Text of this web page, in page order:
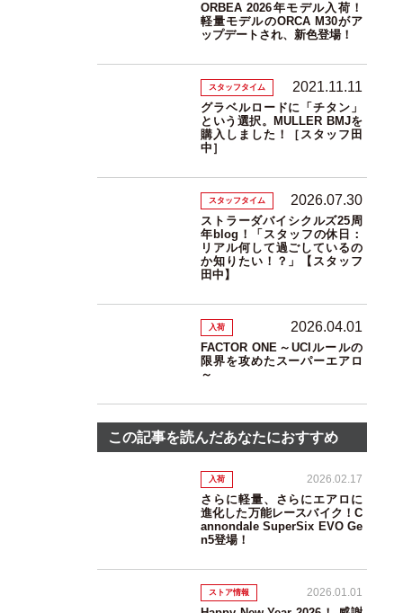
ORBEA 2026年モデル入荷！
軽量モデルのORCA M30がア
ップデートされ、新色登場！
スタッフタイム 2021.11.11
グラベルロードに「チタン」
という選択。MULLER BMJを
購入しました！［スタッフ田
中］
スタッフタイム 2026.07.30
ストラーダバイシクルズ25周
年blog！「スタッフの休日：
リアル何して過ごしているの
か知りたい！？」【スタッフ
田中】
入荷 2026.04.01
FACTOR ONE～UCIルールの
限界を攻めたスーパーエアロ
～
この記事を読んだあなたにおすすめ
入荷 2026.02.17
さらに軽量、さらにエアロに
進化した万能レースバイク！C
annondale SuperSix EVO Ge
n5登場！
ストア情報 2026.01.01